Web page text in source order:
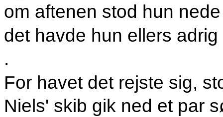
om aftenen stod hun
det havde hun ellers
.
For havet det rejste sig,
Niels' skib gik ned et par